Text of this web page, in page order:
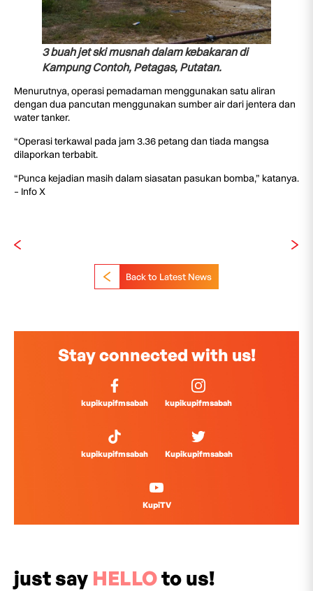
3 buah jet ski musnah dalam kebakaran di
Kampung Contoh, Petagas, Putatan.
Menurutnya, operasi pemadaman menggunakan satu aliran
dengan dua pancutan menggunakan sumber air dari jentera dan
water tanker.
“Operasi terkawal pada jam 3.36 petang dan tiada mangsa
dilaporkan terbabit.
“Punca kejadian masih dalam siasatan pasukan bomba,” katanya.
– Info X
Back to Latest News
Stay connected with us!
kupikupifmsabah kupikupifmsabah
kupikupifmsabah Kupikupifmsabah
KupiTV
just say HELLOto us!